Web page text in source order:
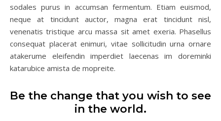
sodales purus in accumsan fermentum. Etiam euismod,
neque at tincidunt auctor, magna erat tincidunt nisl,
venenatis tristique arcu massa sit amet exeria. Phasellus
consequat placerat enimuri, vitae sollicitudin urna ornare
atakerume eleifendin imperdiet laecenas im doreminki
katarubice amista de mopreite.
Be the change that you wish to see
in the world.